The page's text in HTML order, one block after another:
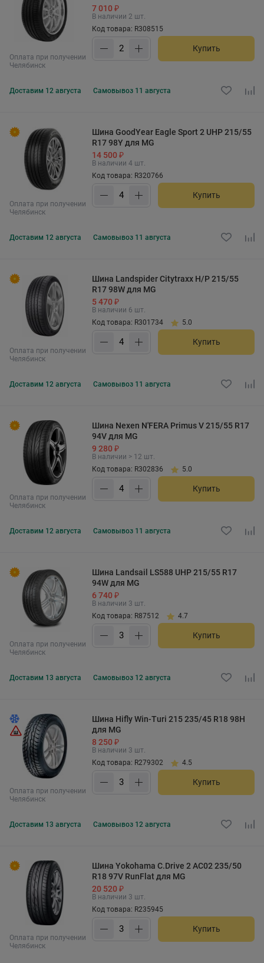
Оплата при получении
Челябинск
7 010 ₽
В наличии 2 шт.
Код товара: R308515
Купить
Доставим 12 августа Самовывоз 11 августа
Оплата при получении
Челябинск
Шина GoodYear Eagle Sport 2 UHP 215/55
R17 98Y для MG
14 500 ₽
В наличии 4 шт.
Код товара: R320766
Купить
Доставим 12 августа Самовывоз 11 августа
Оплата при получении
Челябинск
Шина Landspider Citytraxx H/P 215/55
R17 98W для MG
5 470 ₽
В наличии 6 шт.
Код товара: R301734
5.0
Купить
Доставим 12 августа Самовывоз 11 августа
Оплата при получении
Челябинск
Шина Nexen N'FERA Primus V 215/55 R17
94V для MG
9 280 ₽
В наличии > 12 шт.
Код товара: R302836
5.0
Купить
Доставим 12 августа Самовывоз 11 августа
Оплата при получении
Челябинск
Шина Landsail LS588 UHP 215/55 R17
94W для MG
6 740 ₽
В наличии 3 шт.
Код товара: R87512
4.7
Купить
Доставим 13 августа Самовывоз 12 августа
Оплата при получении
Челябинск
Шина Hifly Win-Turi 215 235/45 R18 98H
для MG
8 250 ₽
В наличии 3 шт.
Код товара: R279302
4.5
Купить
Доставим 13 августа Самовывоз 12 августа
Оплата при получении
Челябинск
Шина Yokohama C.Drive 2 AC02 235/50
R18 97V RunFlat для MG
20 520 ₽
В наличии 3 шт.
Код товара: R235945
Купить